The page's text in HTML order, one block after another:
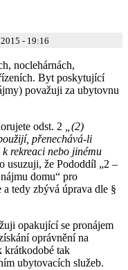
- 19:16
noclehárnách,
Byt poskytující
považuji za ubytovnu
odst. 2
„(2)
přenechává-li
rekreaci nebo jinému
usuzuji, že Pododdíl „2 –
domu“ pro
tedy zbývá úprava dle §
opakující se pronájem
oprávnění na
krátkodobé tak
ubytovacích služeb.